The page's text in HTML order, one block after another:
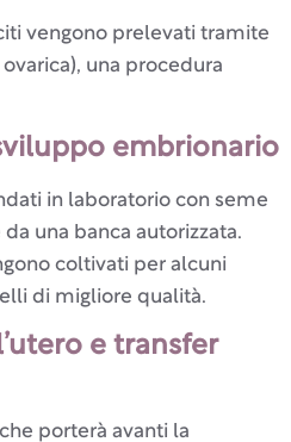
vengono prelevati tramite
una procedura
embrionario
in laboratorio con seme
una banca autorizzata.
coltivati per alcuni
di migliore qualità.
e transfer
porterà avanti la